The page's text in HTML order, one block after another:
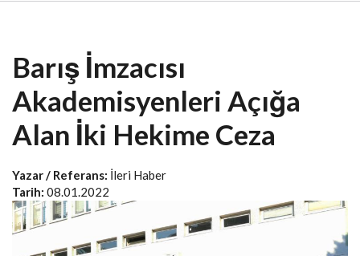
Barış İmzacısı
Akademisyenleri Açığa
Alan İki Hekime Ceza
Yazar / Referans: İleri Haber
Tarih: 08.01.2022